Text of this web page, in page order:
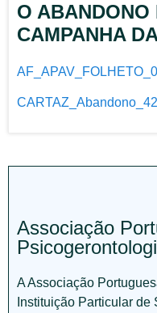
O
CAMPANHA
Associação
A Associação
Instituição Particular